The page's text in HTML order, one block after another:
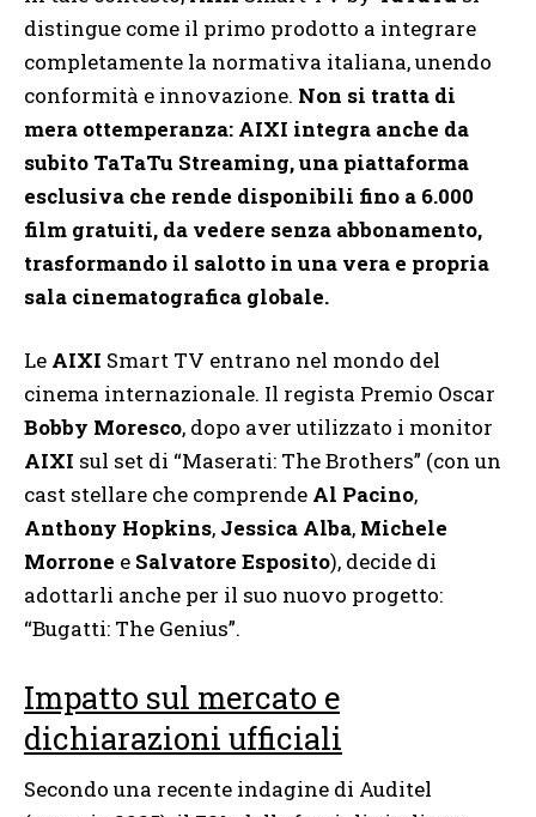
distingue come il primo prodotto a integrare
completamente la normativa italiana, unendo
conformità e innovazione. Non si tratta di
mera ottemperanza: AIXI integra anche da
subito TaTaTu Streaming, una piattaforma
esclusiva che rende disponibili fino a 6.000
film gratuiti, da vedere senza abbonamento,
trasformando il salotto in una vera e propria
sala cinematografica globale.
Le AIXI Smart TV entrano nel mondo del
cinema internazionale. Il regista Premio Oscar
Bobby Moresco, dopo aver utilizzato i monitor
AIXI sul set di “Maserati: The Brothers” (con un
cast stellare che comprende Al Pacino,
Anthony Hopkins, Jessica Alba, Michele
Morrone e Salvatore Esposito), decide di
adottarli anche per il suo nuovo progetto:
“Bugatti: The Genius”.
Impatto sul mercato e
dichiarazioni ufficiali
Secondo una recente indagine di Auditel